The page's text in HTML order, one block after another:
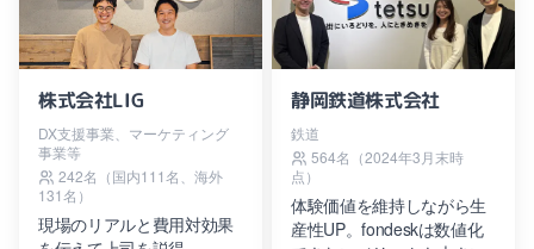
株式会社LIG
DX支援事業、マーケティング
事業等
242名（国内111名、海外
131名）
現場のリアルと費用対効果
静岡鉄道株式会社
鉄道
564名（2024年3月末時
点）
体験価値を維持しながら生
産性UP。fondeskは数値化